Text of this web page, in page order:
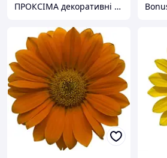
ПРОКСІМА декоративні рослини. Садовий центр, розсадник